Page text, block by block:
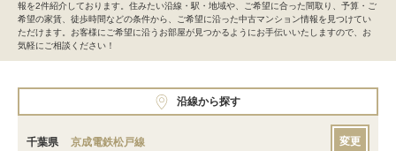
報を2件紹介しております。住みたい沿線・駅・地域や、ご希望に合った間取り、予算・ご
希望の家賃、徒歩時間などの条件から、ご希望に沿った中古マンション情報を見つけてい
ただけます。お客様にご希望に沿うお部屋が見つかるようにお手伝いいたしますので、お
気軽にご相談ください！
沿線から探す
千葉県 京成電鉄松戸線 変更